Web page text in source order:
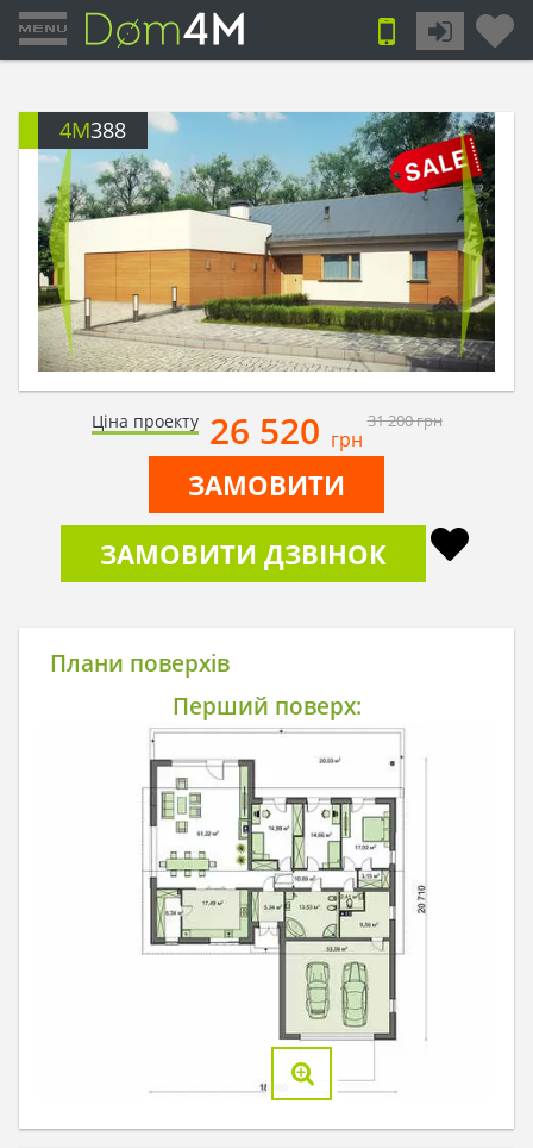
4M388
Ціна проекту 26 520 грн
31 200грн
ЗАМОВИТИ
ЗАМОВИТИ ДЗВІНОК
Плани поверхів
Перший поверх: